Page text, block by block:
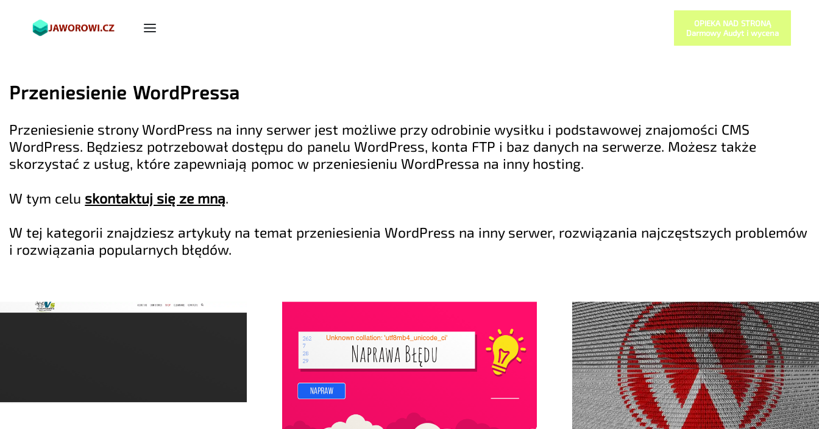
OPIEKA NAD STRONĄ
Darmowy Audyt i wycena
Przeniesienie WordPressa
Przeniesienie strony WordPress na inny serwer jest możliwe przy odrobinie wysiłku i podstawowej znajomości CMS
WordPress. Będziesz potrzebował dostępu do panelu WordPress, konta FTP i baz danych na serwerze. Możesz także
skorzystać z usług, które zapewniają pomoc w przeniesieniu WordPressa na inny hosting.
W tym celu skontaktuj się ze mną.
W tej kategorii znajdziesz artykuły na temat przeniesienia WordPress na inny serwer, rozwiązania najczęstszych problemów
i rozwiązania popularnych błędów.